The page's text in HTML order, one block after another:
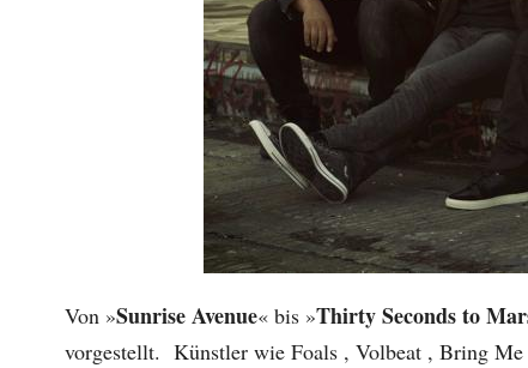
Von »Sunrise Avenue« bis »Thirty Seconds to
vorgestellt. Künstler wie Foals , Volbeat , Bring